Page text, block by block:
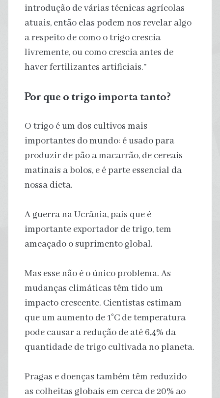
introdução de várias técnicas agrícolas
atuais, então elas podem nos revelar algo
a respeito de como o trigo crescia
livremente, ou como crescia antes de
haver fertilizantes artificiais.”
Por que o trigo importa tanto?
O trigo é um dos cultivos mais
importantes do mundo: é usado para
produzir de pão a macarrão, de cereais
matinais a bolos, e é parte essencial da
nossa dieta.
A guerra na Ucrânia, país que é
importante exportador de trigo, tem
ameaçado o suprimento global.
Mas esse não é o único problema. As
mudanças climáticas têm tido um
impacto crescente. Cientistas estimam
que um aumento de 1°C de temperatura
pode causar a redução de até 6,4% da
quantidade de trigo cultivada no planeta.
Pragas e doenças também têm reduzido
as colheitas globais em cerca de 20% ao